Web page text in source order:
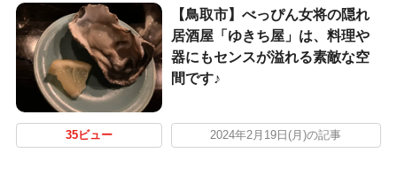
【鳥取市】べっぴん女将の隠れ
居酒屋「ゆきち屋」は、料理や
器にもセンスが溢れる素敵な空
間です♪
35ビュー 2024年2月19日(月)の記事